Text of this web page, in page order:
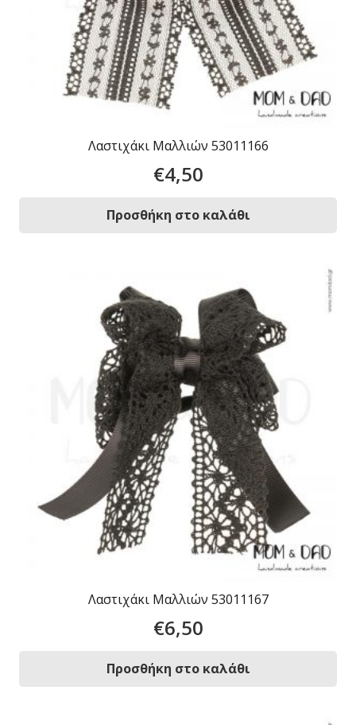
Λαστιχάκι Μαλλιών 53011166
€4,50
Προσθήκη στο καλάθι
Λαστιχάκι Μαλλιών 53011167
€6,50
Προσθήκη στο καλάθι